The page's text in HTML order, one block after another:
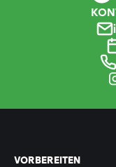
VORBEREITEN